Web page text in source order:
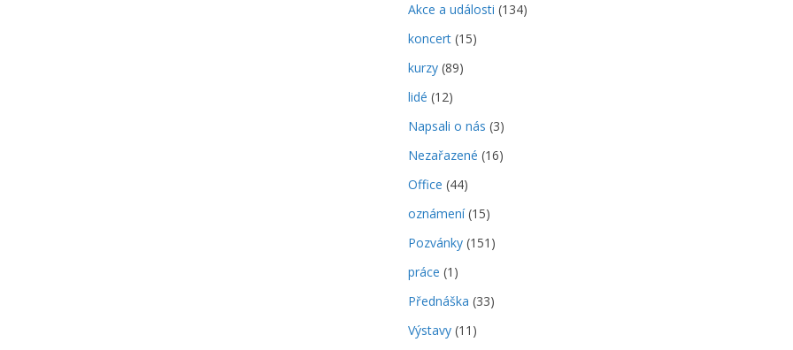
Akce a události (134)
koncert (15)
kurzy (89)
lidé (12)
Napsali o nás (3)
Nezařazené (16)
Office (44)
oznámení(15)
Pozvánky (151)
práce (1)
Přednáška (33)
Výstavy (11)